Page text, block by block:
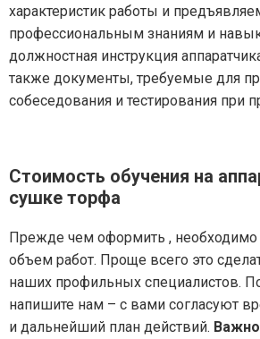
характеристик работы и
профессиональным знаниям и
должностная инструкция
также документы, требуемые для
собеседования и тестирования при
Стоимость обучения на
сушке торфа
Прежде чем оформить , необходимо
объем работ. Проще всего это
наших профильных специалистов.
напишите нам – с вами согласуют
и дальнейший план действий.